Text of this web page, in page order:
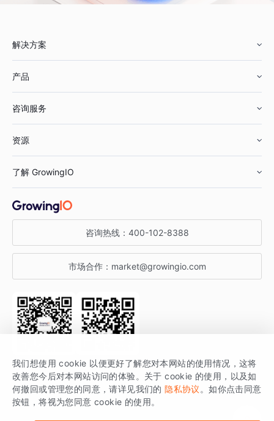
解决方案
鞋服行业
汽车行业
金融行业
产品
智能运营
获客分析
咨询服务
资源
增长公开课
增长博客
开发者文档
SDK 文档
场景指南
了解 GrowingIO
关于 GrowingIO
增长大会
行业活动
咨询热线： 400-102-8388
市场合作： market@growingio.com
关注公众号 获取更多干货
GrowingIO 是专注于数据智能分析与增长的品牌，核心平台为 GrowingIO
分析云。
我们想使用 cookie 以便更好了解您对本网站的使用情况，这将
改善您今后对本网站访问的体验。关于 cookie 的使用，以及如
何撤回或管理您的同意，请详见我们的 隐私协议 。如你点击同意
按钮，将视为您同意 cookie 的使用。